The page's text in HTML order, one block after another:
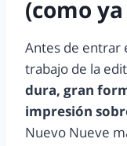
(como
Antes de entrar
trabajo de la
dura, gran
impresión
Nuevo Nueve